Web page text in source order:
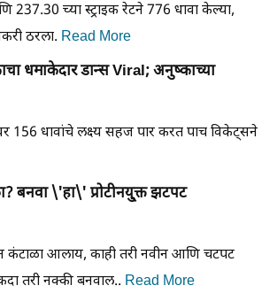
च्या स्ट्राइक रेटने 776 धावा केल्या,
ठरला. Read More
धमाकेदार डान्स Viral; अनुष्काच्या
156 धावांचे लक्ष्य सहज पार करत पाच विकेट्सने
बनवा \'हा\' प्रोटीनयु्क्त झटपट
कंटाळा आलाय, काही तरी नवीन आणि चटपट
तरी नक्की बनवाल.. Read More